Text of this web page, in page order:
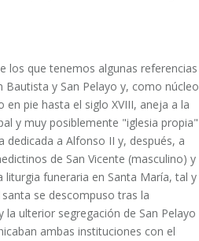
los que tenemos algunas referencias
Bautista y San Pelayo y, como núcleo
en pie hasta el siglo XVIII, aneja a la
y muy posiblemente "iglesia propia"
dedicada a Alfonso II y, después, a
de San Vicente (masculino) y
liturgia funeraria en Santa María, tal y
se descompuso tras la
la ulterior segregación de San Pelayo
ambas instituciones con el